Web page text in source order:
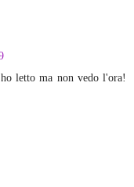
letto ma non vedo l'ora!